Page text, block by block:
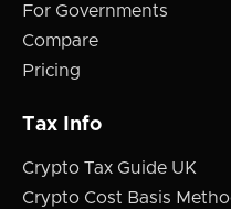
For Governments
Compare
Pricing
Tax Info
Crypto Tax Guide UK
Crypto Cost Basis